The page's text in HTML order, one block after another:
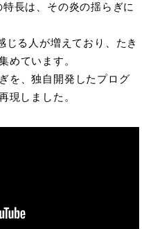
長は、その炎の揺らぎに
じる人が増えており、たき
めています。
を、独自開発したプログ
現しました。